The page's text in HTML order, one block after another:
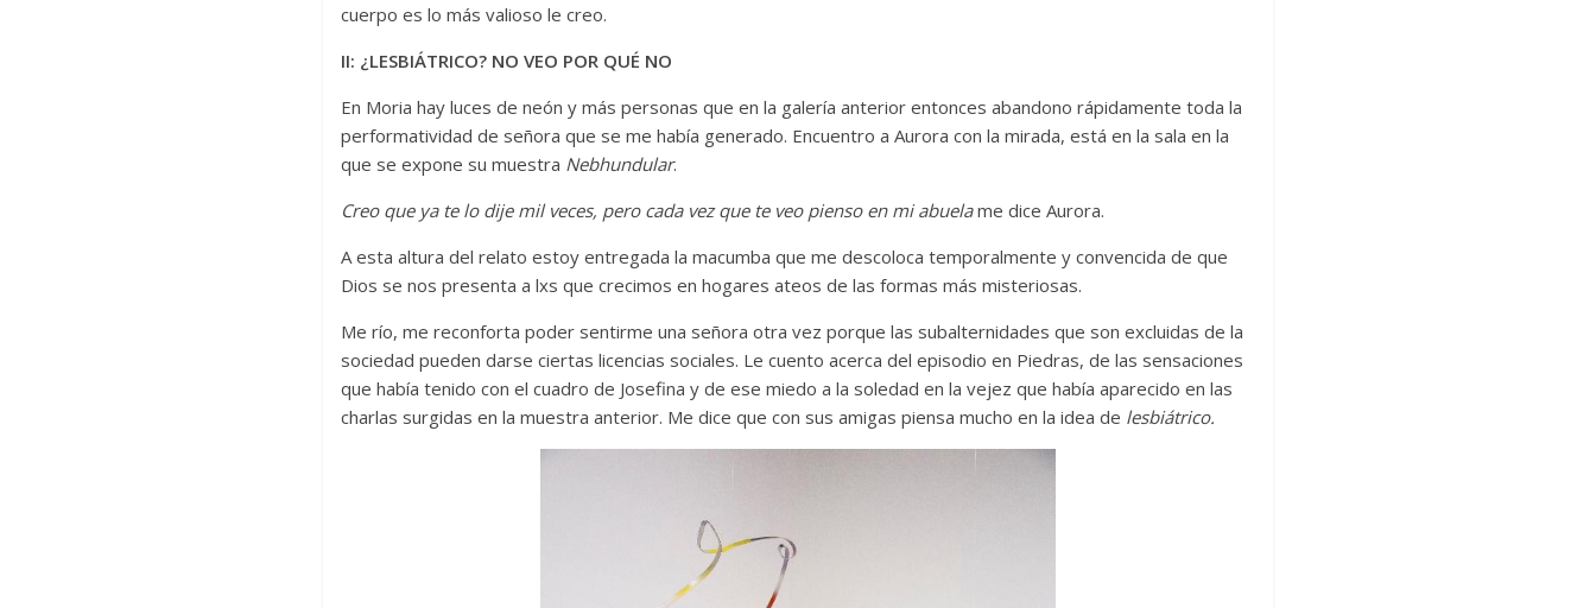
cuerpo es lo más valioso le creo.
II: ¿LESBIÁTRICO? NO VEO POR QUÉ NO
En Moria hay luces de neón y más personas que en la galería anterior entonces abandono rápidamente toda la
performatividad de señora que se me había generado. Encuentro a Aurora con la mirada, está en la sala en la
que se expone su muestra Nebhundular.
Creo que ya te lo dije mil veces, pero cada vez que te veo pienso en mi abuelame dice Aurora.
A esta altura del relato estoy entregada la macumba que me descoloca temporalmente y convencida de que
Dios se nos presenta a lxs que crecimos en hogares ateos de las formas más misteriosas.
Me río, me reconforta poder sentirme una señora otra vez porque las subalternidades que son excluidas de la
sociedad pueden darse ciertas licencias sociales. Le cuento acerca del episodio en Piedras, de las sensaciones
que había tenido con el cuadro de Josefina y de ese miedo a la soledad en la vejez que había aparecido en las
charlas surgidas en la muestra anterior. Me dice que con sus amigas piensa mucho en la idea de lesbiátrico.